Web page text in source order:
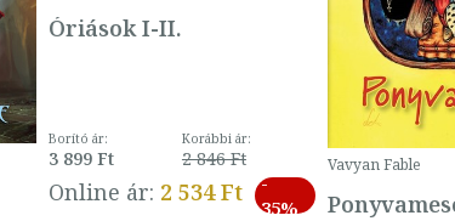
Óriások I-II.
Borító ár:
3 899 Ft
Korábbi ár:
2 846 Ft
Online ár: 2 534 Ft
-
35%
Vavyan Fable